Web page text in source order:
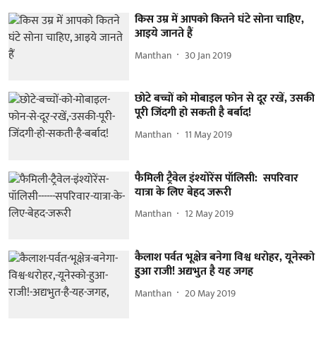
किस उम्र में आपको कितने घंटे सोना चाहिए,
आइये जानते हैं
Manthan 30 Jan 2019
छोटे बच्चों को मोबाइल फोन से दूर रखें, उसकी
पूरी जिंदगी हो सकती है बर्बाद!
Manthan 11 May 2019
फैमिली ट्रैवेल इंश्योरेंस पॉलिसी: सपरिवार
यात्रा के लिए बेहद जरूरी
Manthan 12 May 2019
कैलाश पर्वत भूक्षेत्र बनेगा विश्व धरोहर, यूनेस्को
हुआ राजी! अद्यभुत है यह जगह
Manthan 20 May 2019